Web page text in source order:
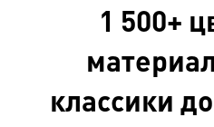
1 500+
классики